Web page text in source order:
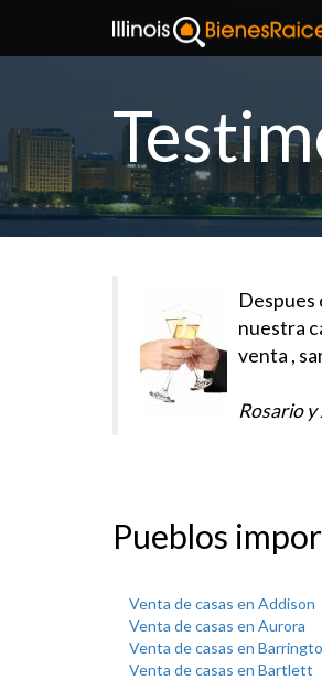
nuestra
venta ,
Rosario y
Pueblos
Venta de casas en Addison
Venta de casas en Aurora
Venta de casas en
Venta de casas en Bartlett